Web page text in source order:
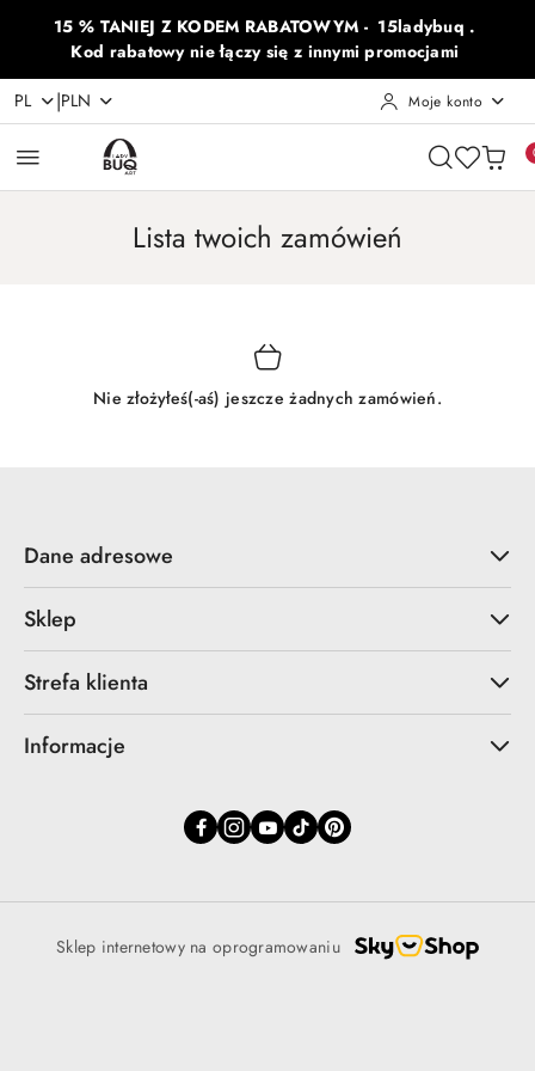
Przejdź do treści głównej
Przejdź do wyszukiwarki
Przejdź do moje konto
Przejdź do menu głównego
Przejdź do stopki
15 % TANIEJ Z KODEM RABATOWYM - 15ladybuq .
Kod rabatowy nie łączy się z innymi promocjami
PL |PLN Moje konto
Lista twoich zamówień
Nie złożyłeś(-aś) jeszcze żadnych zamówień.
Dane adresowe
Sklep
Strefa klienta
Informacje
Sklep internetowy na oprogramowaniu